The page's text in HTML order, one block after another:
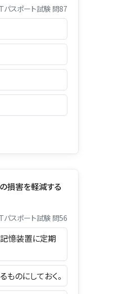
スポート試験 問87
損害を軽減する
スポート試験 問56
憶装置に定期
のにしておく。